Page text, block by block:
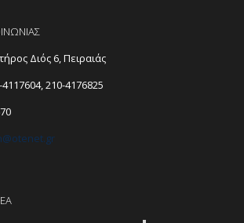
Διός 6, Πειραιάς
,210-4176825
otenet.gr